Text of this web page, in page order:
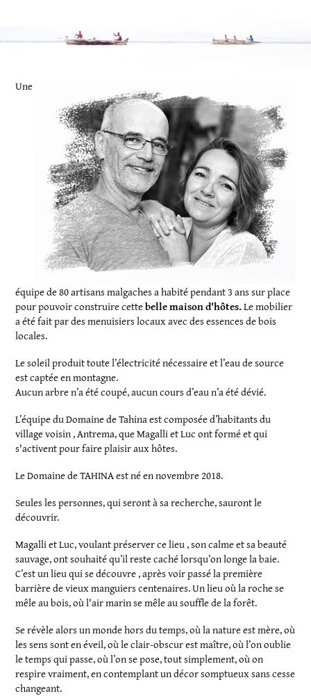
Une
équipe de 80 artisans malgaches a habité pendant 3 ans sur place
pour pouvoir construire cettebelle maison d'hôtes.Le mobilier
a été fait par des menuisiers locaux avec des essences de bois
locales.
Le soleil produit toute l’électricité nécessaire et l’eau de source
est captée en montagne.
Aucun arbre n’a été coupé, aucun cours d’eau n’a été dévié.
L’équipe du Domaine de Tahina est composée d’habitants du
village voisin , Antrema, que Magalli et Luc ont formé et qui
s'activent pour faire plaisir aux hôtes.
Le Domaine de TAHINA est né en novembre 2018.
Seules les personnes, qui seront à sa recherche, sauront le
découvrir.
Magalli et Luc, voulant préserver ce lieu , son calme et sa beauté
sauvage, ont souhaité qu’il reste caché lorsqu’on longe la baie.
C’est un lieu qui se découvre , après voir passé la première
barrière de vieux manguiers centenaires. Un lieu où la roche se
mêle au bois, où l'air marin se mêle au souffle de la forêt.
Se révèle alors un monde hors du temps, où la nature est mère, où
les sens sont en éveil, où le clair-obscur est maître, où l’on oublie
le temps qui passe, où l’on se pose, tout simplement, où on
respire vraiment, en contemplant un décor somptueux sans cesse
changeant.